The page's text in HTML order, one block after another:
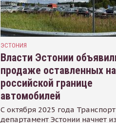
ЭСТОНИЯ
Власти Эстонии
продаже оставленных на
российской границе
автомобилей
С октября 2025 года
департамент Эстонии начнет